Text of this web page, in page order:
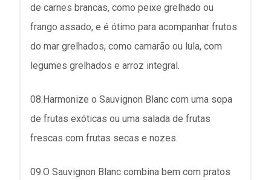
de carnes brancas, como peixe grelhado ou
frango assado, e é ótimo para acompanhar frutos
do mar grelhados, como camarão ou lula, com
legumes grelhados e arroz integral.
08.Harmonize o Sauvignon Blanc com uma sopa
de frutas exóticas ou uma salada de frutas
frescas com frutas secas e nozes.
09.O Sauvignon Blanc combina bem com pratos